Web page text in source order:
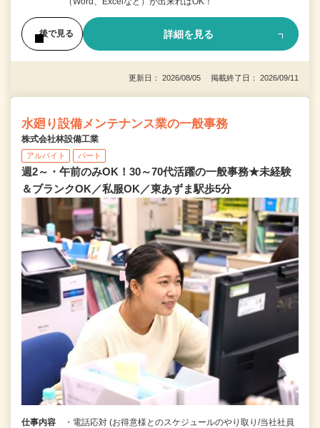
後で見る 詳細を見る
更新日： 2026/08/05 掲載終了日： 2026/09/11
水廻り設備メンテナンス業の一般事務
株式会社林設備工業
アルバイト パート
週2～・午前のみOK！30～70代活躍の一般事務★未経験
＆ブランクOK／私服OK／東あずま駅歩5分
仕事内容
・電話応対 (お得意様とのスケジュールのやり取り/当社社員